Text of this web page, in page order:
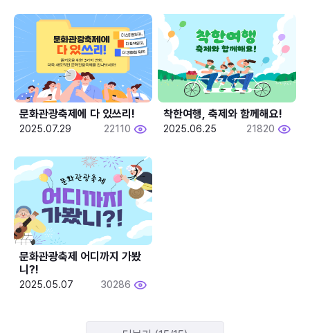
문화관광축제에 다 있쓰리!
2025.07.29 22110
착한여행, 축제와 함께해요!
2025.06.25 21820
문화관광축제 어디까지 가봤
니?!
2025.05.07 30286